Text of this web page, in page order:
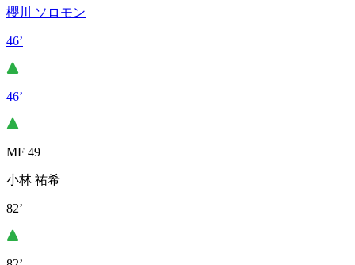
櫻川 ソロモン
46’
46’
MF 49
小林 祐希
82’